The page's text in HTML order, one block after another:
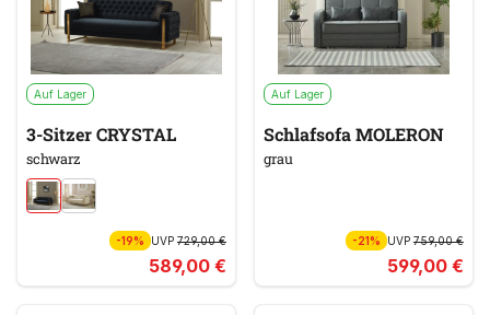
Auf Lager
3-Sitzer CRYSTAL
schwarz
-19% UVP 729,00 €
589,00 €
Auf Lager
Schlafsofa MOLERON
grau
-21% UVP759,00 €
599,00 €